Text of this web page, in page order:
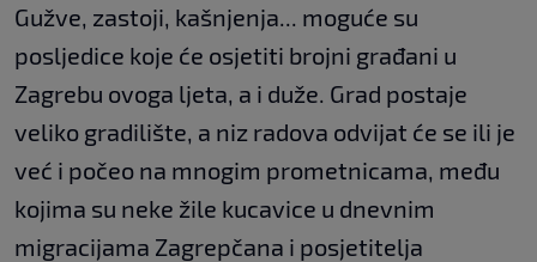
Gužve, zastoji, kašnjenja... moguće su
posljedice koje će osjetiti brojni građani u
Zagrebu ovoga ljeta, a i duže. Grad postaje
veliko gradilište, a niz radova odvijat će se ili je
već i počeo na mnogim prometnicama, među
kojima su neke žile kucavice u dnevnim
migracijama Zagrepčana i posjetitelja